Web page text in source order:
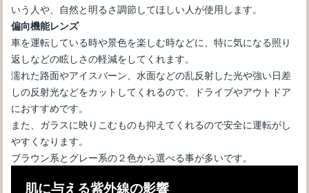
顔の小さい人におすすめなサングラスとは？選び方を伝授します
いう人や、自然と明るさ調節してほしい人が使用します。
偏向機能レンズ
車を運転している時や景色を楽しむ時などに、特に気になる照り
返しなどの眩しさの軽減をしてくれます。
濡れた路面やアイスバーン、水面などの乱反射した光や強い日差
しの反射光などをカットしてくれるので、ドライブやアウトドア
におすすめです。
また、ガラスに映りこむものも抑えてくれるので安全に運転がし
やすくなります。
ブラウン系とグレー系の２色から選べる事が多いです。
肌に与える紫外線の影響